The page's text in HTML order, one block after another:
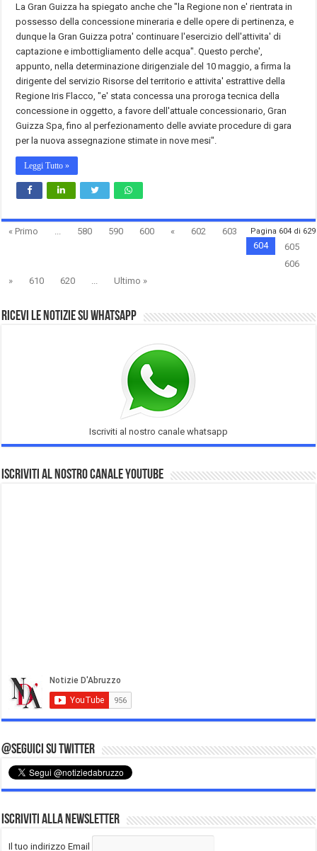
La Gran Guizza ha spiegato anche che "la Regione non e' rientrata in
possesso della concessione mineraria e delle opere di pertinenza, e
dunque la Gran Guizza potra' continuare l'esercizio dell'attivita' di
captazione e imbottigliamento delle acqua". Questo perche',
appunto, nella determinazione dirigenziale del 10 maggio, a firma la
dirigente del servizio Risorse del territorio e attivita' estrattive della
Regione Iris Flacco, "e' stata concessa una proroga tecnica della
concessione in oggetto, a favore dell'attuale concessionario, Gran
Guizza Spa, fino al perfezionamento delle avviate procedure di gara
per la nuova assegnazione stimate in nove mesi".
Leggi Tutto »
Pagina 604 di 629
« Primo 580 590 600 « 602
603
604
605
606
»
610 620 Ultimo »
Ricevi le notizie su Whatsapp
Iscriviti al nostro canale whatsapp
Iscriviti al nostro Canale Youtube
@Seguici su Twitter
Iscriviti alla Newsletter
Il tuo indirizzo Email